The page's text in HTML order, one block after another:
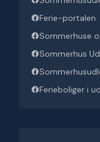
Ferie-portalen
Sommerhuse
Sommerhus
Ferieboliger i